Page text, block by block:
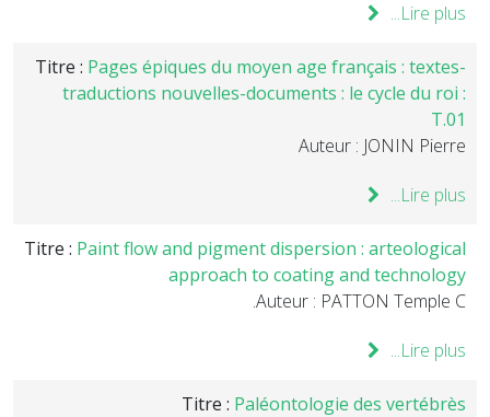
Lire plus...
Titre : Pages épiques du moyen age français : textes-
traductions nouvelles-documents : le cycle du roi :
T.01
Auteur : JONIN Pierre
Lire plus...
Titre : Paint flow and pigment dispersion : arteological
approach to coating and technology
Auteur : PATTON Temple C.
Lire plus...
Titre : Paléontologie des vertébrès